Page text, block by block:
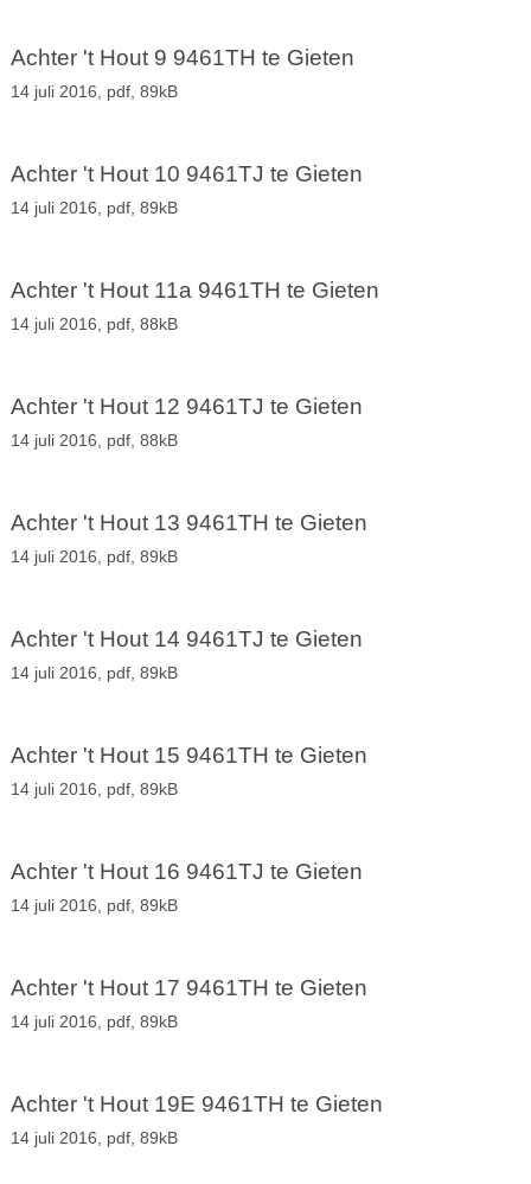
Achter 't Hout 9 9461TH te Gieten
14 juli 2016, pdf, 89kB
Achter 't Hout 10 9461TJ te Gieten
14 juli 2016, pdf, 89kB
Achter 't Hout 11a 9461TH te Gieten
14 juli 2016, pdf, 88kB
Achter 't Hout 12 9461TJ te Gieten
14 juli 2016, pdf, 88kB
Achter 't Hout 13 9461TH te Gieten
14 juli 2016, pdf, 89kB
Achter 't Hout 14 9461TJ te Gieten
14 juli 2016, pdf, 89kB
Achter 't Hout 15 9461TH te Gieten
14 juli 2016, pdf, 89kB
Achter 't Hout 16 9461TJ te Gieten
14 juli 2016, pdf, 89kB
Achter 't Hout 17 9461TH te Gieten
14 juli 2016, pdf, 89kB
Achter 't Hout 19E 9461TH te Gieten
14 juli 2016, pdf, 89kB